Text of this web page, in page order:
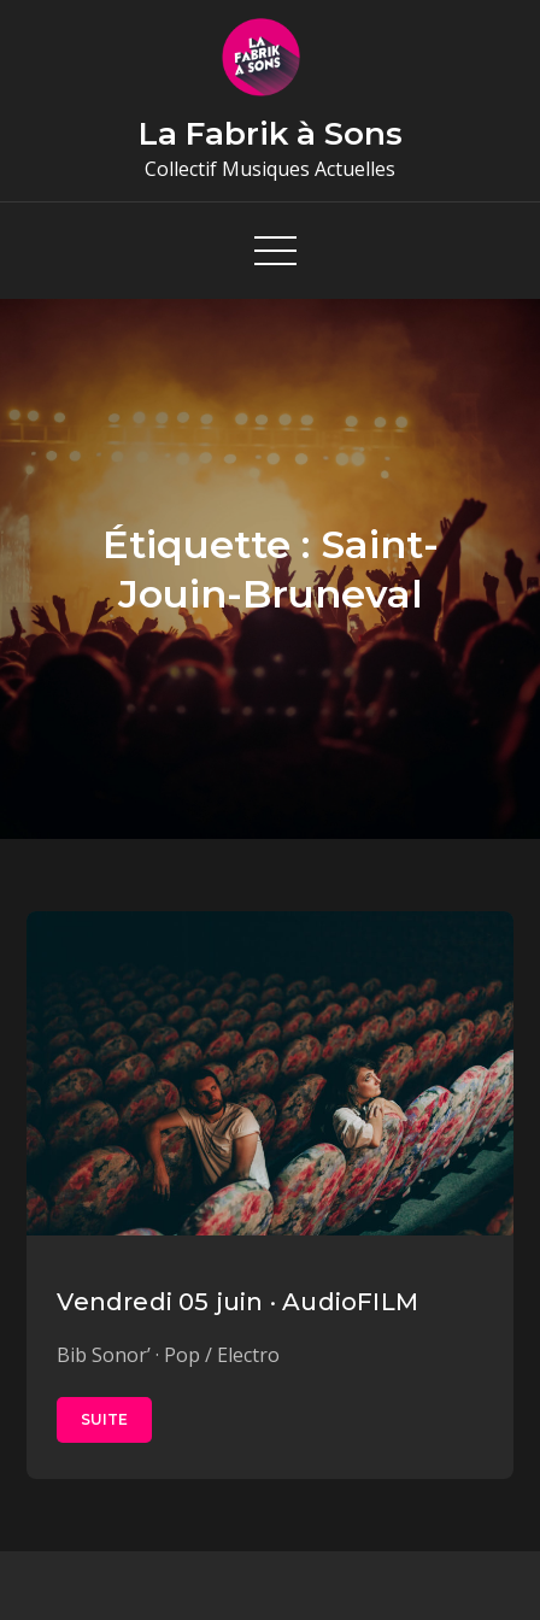
La Fabrik à Sons
Collectif Musiques Actuelles
Étiquette : Saint-
Jouin-Bruneval
Vendredi 05 juin · AudioFILM
Bib Sonor’ · Pop / Electro
SUITE